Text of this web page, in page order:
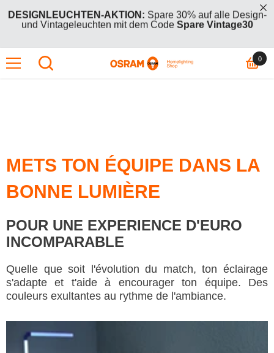
DESIGNLEUCHTEN-AKTION: Spare 30% auf alle Design-
und Vintageleuchten mit dem Code Spare Vintage30
GRATIS AKTION:
Kauf zwei +1 Gratis Aktionsartikel – der
günstigere (oder gleichpreisige) ist kostenlos mit Code
GRATIS AKTION:Kauf zwei +1 Gratis Aktionsartikel – der
günstigere (oder gleichpreisige) ist kostenlos mit Code
BOGO26
00
METS TON ÉQUIPE DANS LA
BONNE LUMIÈRE
POUR UNE EXPERIENCE D'EURO
INCOMPARABLE
Quelle que soit l'évolution du match, ton éclairage
s'adapte et t'aide à encourager ton équipe. Des
couleurs exultantes au rythme de l'ambiance.